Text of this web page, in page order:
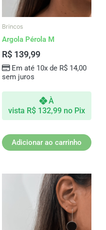
Brincos
Argola Pérola M
R$ 139,99
Em até 10x de R$14,00
sem juros
À
vista R$ 132,99 no Pix
Adicionar ao carrinho